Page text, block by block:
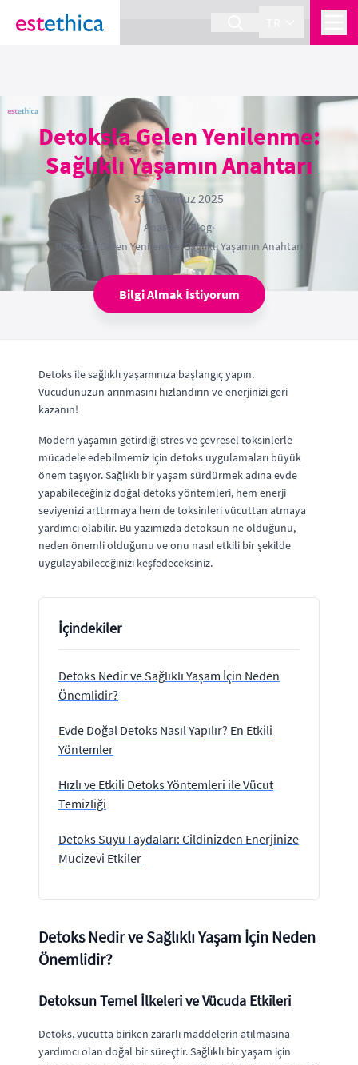
section Service {
Detoksla Gelen Yenilenme:
Sağlıklı Yaşamın Anahtarı
31 Temmuz 2025
Anasayfa›Blog›
Detoksla Gelen Yenilenme: Sağlıklı Yaşamın Anahtarı
Bilgi Almak İstiyorum
Detoks ile sağlıklı yaşamınıza başlangıç yapın.
Vücudunuzun arınmasını hızlandırın ve enerjinizi geri
kazanın!
Modern yaşamın getirdiği stres ve çevresel toksinlerle
mücadele edebilmemiz için detoks uygulamaları büyük
önem taşıyor. Sağlıklı bir yaşam sürdürmek adına evde
yapabileceğiniz doğal detoks yöntemleri, hem enerji
seviyenizi arttırmaya hem de toksinleri vücuttan atmaya
yardımcı olabilir. Bu yazımızda detoksun ne olduğunu,
neden önemli olduğunu ve onu nasıl etkili bir şekilde
uygulayabileceğinizi keşfedeceksiniz.
İçindekiler
Detoks Nedir ve Sağlıklı Yaşam İçin Neden
Önemlidir?
Evde Doğal Detoks Nasıl Yapılır? En Etkili
Yöntemler
Hızlı ve Etkili Detoks Yöntemleri ile Vücut
Temizliği
Detoks Suyu Faydaları: Cildinizden Enerjinize
Mucizevi Etkiler
Detoks Nedir ve Sağlıklı Yaşam İçin Neden
Önemlidir?
Detoksun Temel İlkeleri ve Vücuda Etkileri
Detoks, vücutta biriken zararlı maddelerin atılmasına
yardımcı olan doğal bir süreçtir. Sağlıklı bir yaşam için